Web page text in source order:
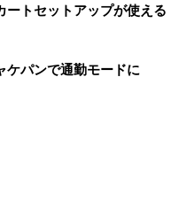
ートセットアップが使える
ケパンで通勤モードに